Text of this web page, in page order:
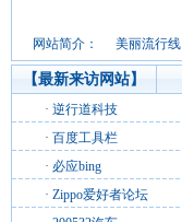
网站简介：
美丽流行线
【最新来访网站】
· 逆行道科技
· 百度工具栏
· 必应bing
· Zippo爱好者论坛